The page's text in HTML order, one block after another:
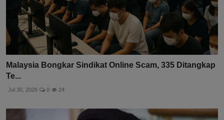
Malaysia Bongkar Sindikat Online Scam, 335 Ditangkap
Te...
Jul 30, 2026 0 24